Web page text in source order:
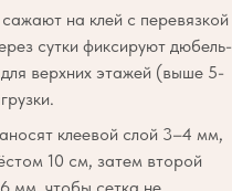
на клей с перевязкой
сутки фиксируют дюбель-
верхних этажей (выше 5-
клеевой слой 3–4 мм,
10 см, затем второй